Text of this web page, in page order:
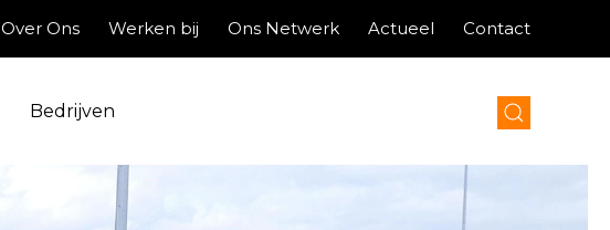
Over Ons Werken bij Ons Netwerk Actueel Contact
Bedrijven